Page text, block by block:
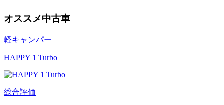
オススメ中古車
軽キャンパー
HAPPY 1 Turbo
総合評価